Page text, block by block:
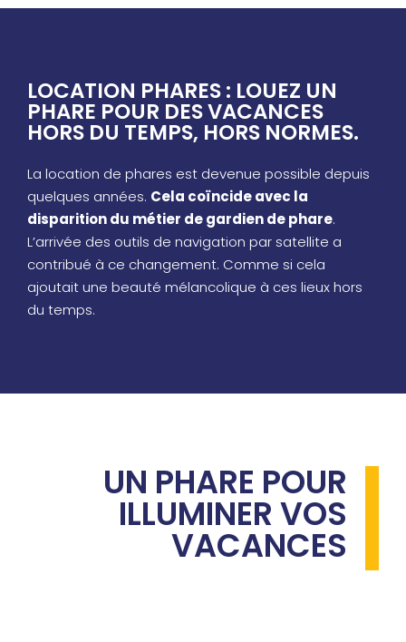
LOCATION PHARES : LOUEZ UN
PHARE POUR DES VACANCES
HORS DU TEMPS, HORS NORMES.
La location de phares est devenue possible depuis
quelques années. Cela coïncide avec la
disparition du métier de gardien de phare.
L’arrivée des outils de navigation par satellite a
contribué à ce changement. Comme si cela
ajoutait une beauté mélancolique à ces lieux hors
du temps.
UN PHARE POUR
ILLUMINER VOS
VACANCES